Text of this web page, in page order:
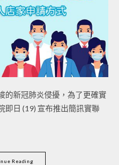
的新冠肺炎侵擾，為了更確實
即日 (19) 宣布推出簡訊實聯
Reading